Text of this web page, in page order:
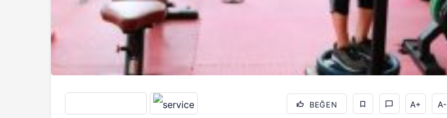
BEĞEN A+ A-